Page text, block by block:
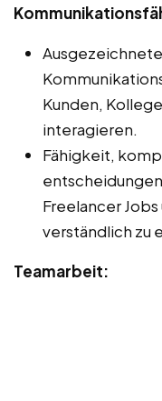
Kunden,
interagieren.
Fähigkeit,
Freelancer
verständlich zu
Teamarbeit: